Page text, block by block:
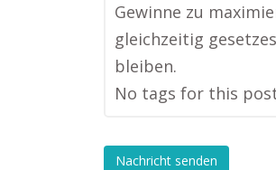
Gewinne zu
gleichzeitig
bleiben.
No tags for this
Nachricht senden